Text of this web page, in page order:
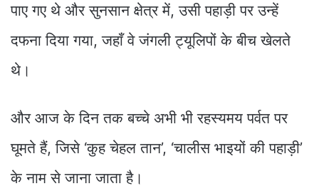
पाए गए थे और सुनसान क्षेत्र में, उसी पहाड़ी पर उन्हें
दफना दिया गया, जहाँ वे जंगली ट्यूलिपों के बीच खेलते
थे।
और आज के दिन तक बच्चे अभी भी रहस्यमय पर्वत पर
घूमते हैं, जिसे ‘कुह चेहल तान’, ‘चालीस भाइयों की पहाड़ी’
के नाम से जाना जाता है।